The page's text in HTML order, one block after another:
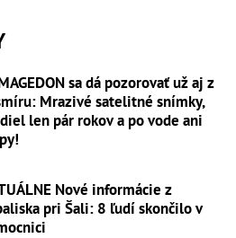
sa dá pozorovať už aj z
Mrazivé satelitné snímky,
len pár rokov a po vode ani
Nové informácie z
pri Šali: 8 ľudí skončilo v